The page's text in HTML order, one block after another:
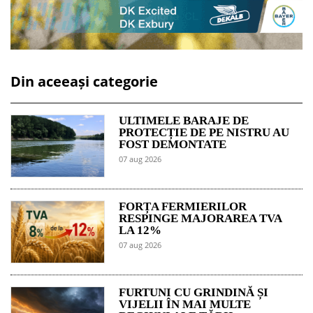
Din aceeași categorie
ULTIMELE BARAJE DE
PROTECȚIE DE PE NISTRU AU
FOST DEMONTATE
07 aug 2026
FORȚA FERMIERILOR
RESPINGE MAJORAREA TVA
LA 12%
07 aug 2026
FURTUNI CU GRINDINĂ ȘI
VIJELII ÎN MAI MULTE